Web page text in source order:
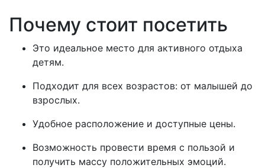
Почему стоит посетить
Это идеальное место для активного отдыха
детям.
Подходит для всех возрастов: от малышей до
взрослых.
Удобное расположение и доступные цены.
Возможность провести время с пользой и
получить массу положительных эмоций.